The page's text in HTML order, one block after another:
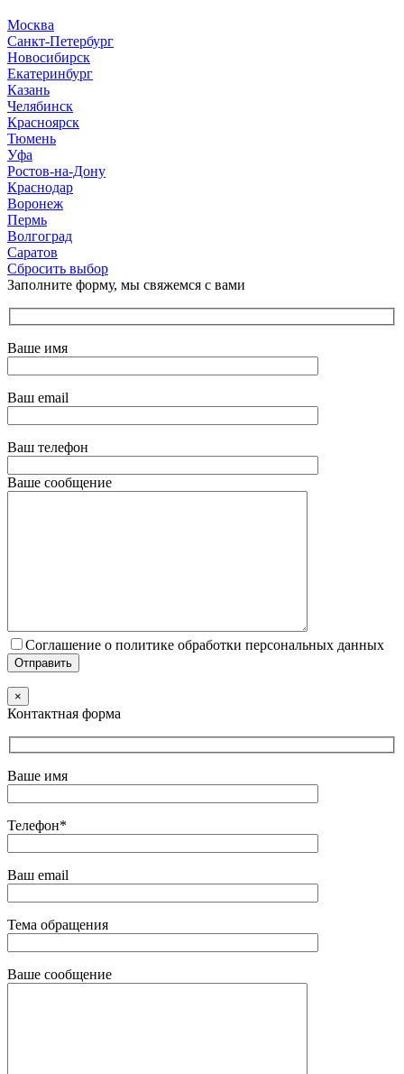
Москва
Санкт-Петербург
Новосибирск
Екатеринбург
Казань
Челябинск
Красноярск
Тюмень
Уфа
Ростов-на-Дону
Краснодар
Воронеж
Пермь
Волгоград
Саратов
Сбросить выбор
Заполните форму, мы свяжемся с вами
Ваше имя
Ваш email
Ваш телефон
Ваше сообщение
Соглашение о политике обработки персональных данных
×
Контактная форма
Ваше имя
Телефон*
Ваш email
Тема обращения
Ваше сообщение